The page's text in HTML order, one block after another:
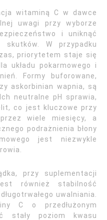
witaminą C w dawce
uwagi przy wyborze
i uniknąć
skutków. W przypadku
priorytetem staje się
układu pokarmowego i
Formy buforowane,
askorbinian wapnia, są
neutralne pH sprawia,
co jest kluczowe przy
wiele miesięcy, a
podrażnienia błony
jest niezwykle
przy suplementacji
również stabilność
uwalniania.
C o przedłużonym
stały poziom kwasu